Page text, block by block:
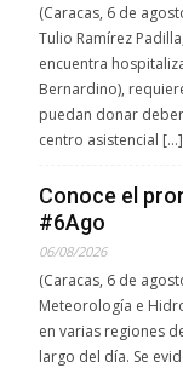
(Caracas, 6 de
Tulio Ramírez
encuentra
Bernardino),
puedan donar
centro asistencial […]
Conoce el
#6Ago
06/08/2026
(Caracas, 6 de
Meteorología e
en varias regiones
largo del día. Se